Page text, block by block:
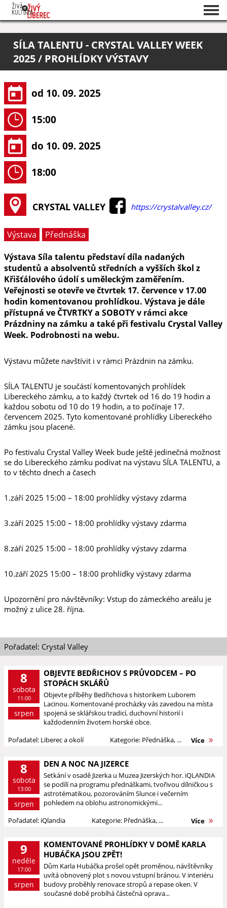
O projektu
Pořadatelé
SÍLA TALENTU - CRYSTAL VALLEY WEEK
2025 / PROHLÍDKY VÝSTAVY
od 10. 09. 2025
15:00
do 10. 09. 2025
18:00
CRYSTAL VALLEY https://crystalvalley.cz/
Výstava
Přednáška
Výstava Síla talentu představí díla nadaných
studentů a absolventů středních a vyšších škol z
Křišťálového údolí s uměleckým zaměřením.
Veřejnosti se otevře ve čtvrtek 17. července v 17.00
hodin komentovanou prohlídkou. Výstava je dále
přístupná ve ČTVRTKY a SOBOTY v rámci akce
Prázdniny na zámku a také při festivalu Crystal Valley
Week. Podrobnosti na webu.
Výstavu můžete navštívit i v rámci Prázdnin na zámku.
SÍLA TALENTU je součástí komentovaných prohlídek
Libereckého zámku, a to každý čtvrtek od 16 do 19 hodin a
každou sobotu od 10 do 19 hodin, a to počínaje 17.
červencem 2025. Tyto komentované prohlídky Libereckého
zámku jsou placené.
Po festivalu Crystal Valley Week bude ještě jedinečná možnost
se do Libereckého zámku podívat na výstavu SÍLA TALENTU, a
to v těchto dnech a časech
1.září 2025 15:00 – 18:00 prohlídky výstavy zdarma
3.září 2025 15:00 – 18:00 prohlídky výstavy zdarma
8.září 2025 15:00 – 18:00 prohlídky výstavy zdarma
10.září 2025 15:00 – 18:00 prohlídky výstavy zdarma
Upozornění pro návštěvníky: Vstup do zámeckého areálu je
možný z ulice 28. října.
Pořadatel: Crystal Valley
8
sobota
11:00
srpen
OBJEVTE BEDŘICHOV S PRŮVODCEM – PO
STOPÁCH SKLÁŘŮ
Objevte příběhy Bedřichova s historikem Luborem
Lacinou. Komentované procházky vás zavedou na místa
spojená se sklářskou tradicí, duchovní historií i
každodenním životem horské obce.
Pořadatel: Liberec a okolí
Kategorie: Přednáška, ... Více
8
sobota
13:00
srpen
DEN A NOC NA JIZERCE
Setkání v osadě Jizerka u Muzea Jizerských hor. iQLANDIA
se podílí na programu přednáškami, tvořivou dílničkou s
astrotématikou, pozorováním Slunce i večerním
pohledem na oblohu astronomickými...
Pořadatel: iQlandia
Kategorie: Přednáška, ... Více
9
neděle
17:00
srpen
KOMENTOVANÉ PROHLÍDKY V DOMĚ KARLA
HUBÁČKA JSOU ZPĚT!
Dům Karla Hubáčka prošel opět proměnou, návštěvníky
uvítá obnovený plot s novou vstupní bránou. V interiéru
budovy proběhly renovace stropů a repase oken. V
současné době probíhá částečná oprava...